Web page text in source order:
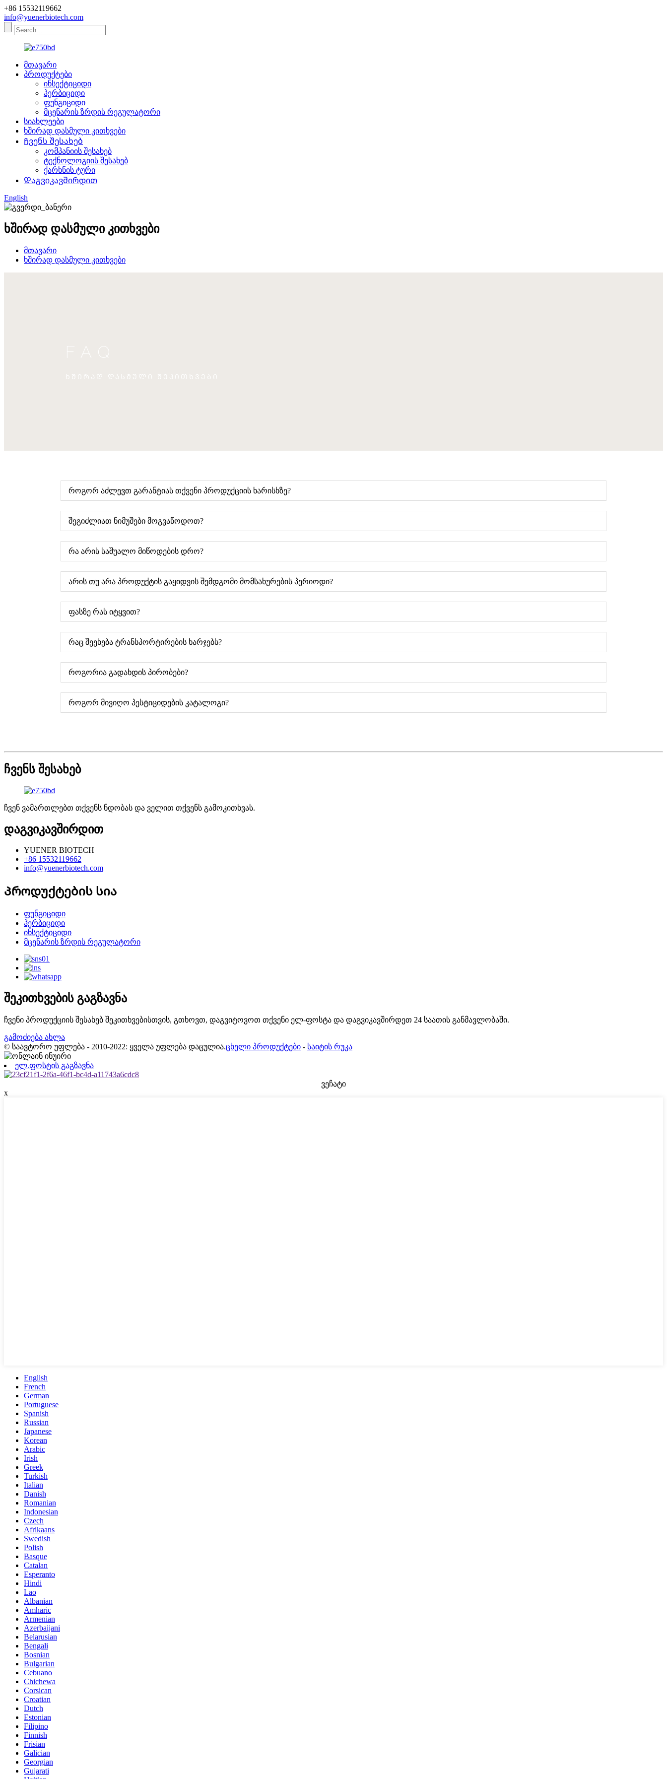
+86 15532119662
info@yuenerbiotech.com
მთავარი
პროდუქტები
ინსექტიციდი
ჰერბიციდი
ფუნგიციდი
მცენარის ზრდის რეგულატორი
სიახლეები
ხშირად დასმული კითხვები
Ჩვენს შესახებ
კომპანიის შესახებ
ტექნოლოგიის შესახებ
ქარხნის ტური
Დაგვიკავშირდით
English
ხშირად დასმული კითხვები
მთავარი
ხშირად დასმული კითხვები
FAQ
ᲮᲨᲘᲠᲐᲓ ᲓᲐᲡᲛᲣᲚᲘ ᲨᲔᲙᲘᲗᲮᲕᲔᲑᲘ
როგორ აძლევთ გარანტიას თქვენი პროდუქციის ხარისხზე?
შეგიძლიათ ნიმუშები მოგვაწოდოთ?
რა არის საშუალო მიწოდების დრო?
არის თუ არა პროდუქტის გაყიდვის შემდგომი მომსახურების პერიოდი?
ფასზე რას იტყვით?
რაც შეეხება ტრანსპორტირების ხარჯებს?
როგორია გადახდის პირობები?
როგორ მივიღო პესტიციდების კატალოგი?
ჩვენს შესახებ
ჩვენ ვამართლებთ თქვენს ნდობას და ველით თქვენს გამოკითხვას.
დაგვიკავშირდით
YUENER BIOTECH
+86 15532119662
info@yuenerbiotech.com
Პროდუქტების სია
ფუნგიციდი
ჰერბიციდი
ინსექტიციდი
მცენარის ზრდის რეგულატორი
შეკითხვების გაგზავნა
ჩვენი პროდუქციის შესახებ შეკითხვებისთვის, გთხოვთ, დაგვიტოვოთ თქვენი ელ-ფოსტა და დაგვიკავშირდეთ 24 საათის განმავლობაში.
გამოძიება ახლა
© საავტორო უფლება - 2010-2022: ყველა უფლება დაცულია.ცხელი პროდუქტები - საიტის რუკა
ელ.ფოსტის გაგზავნა
ვეჩატი
x
English
French
German
Portuguese
Spanish
Russian
Japanese
Korean
Arabic
Irish
Greek
Turkish
Italian
Danish
Romanian
Indonesian
Czech
Afrikaans
Swedish
Polish
Basque
Catalan
Esperanto
Hindi
Lao
Albanian
Amharic
Armenian
Azerbaijani
Belarusian
Bengali
Bosnian
Bulgarian
Cebuano
Chichewa
Corsican
Croatian
Dutch
Estonian
Filipino
Finnish
Frisian
Galician
Georgian
Gujarati